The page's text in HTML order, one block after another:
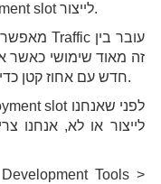
מסוימת, נוכל פשוט להחליף את deployment slot לייצור.
חדש עם אחוז קטן כדי לבדוק, ולאחר מכן נוכל להגדיל בהדרגה.